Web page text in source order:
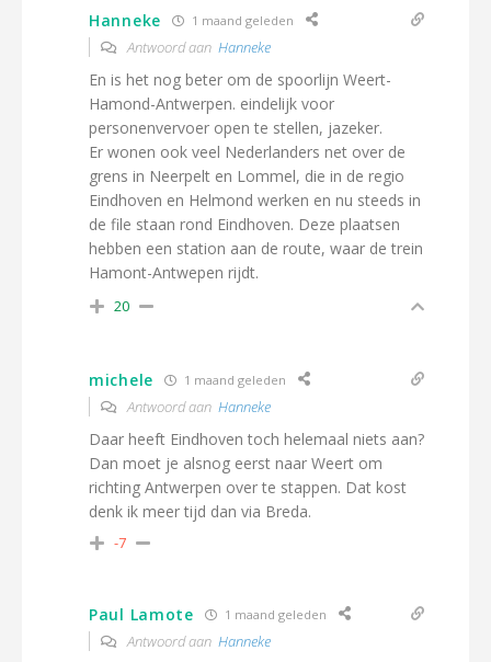
Hanneke 1 maand geleden
Antwoord aan Hanneke
En is het nog beter om de spoorlijn Weert-
Hamond-Antwerpen. eindelijk voor
personenvervoer open te stellen, jazeker.
Er wonen ook veel Nederlanders net over de
grens in Neerpelt en Lommel, die in de regio
Eindhoven en Helmond werken en nu steeds in
de file staan rond Eindhoven. Deze plaatsen
hebben een station aan de route, waar de trein
Hamont-Antwepen rijdt.
20
michele 1 maand geleden
Antwoord aan Hanneke
Daar heeft Eindhoven toch helemaal niets aan?
Dan moet je alsnog eerst naar Weert om
richting Antwerpen over te stappen. Dat kost
denk ik meer tijd dan via Breda.
-7
Paul Lamote 1 maand geleden
Antwoord aan Hanneke